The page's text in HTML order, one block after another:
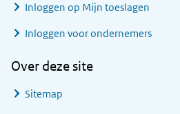
Inloggen op Mijn toeslagen
Inloggen voor ondernemers
Over deze site
Sitemap